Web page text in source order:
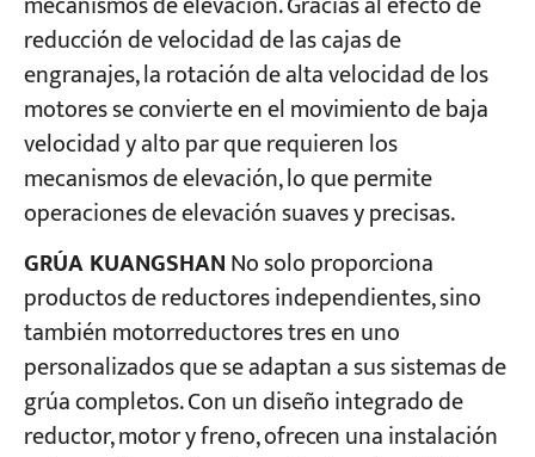
Aplicaciones
Sobre nosotros
Contáctenos
reducción de velocidad de las cajas de
engranajes, la rotación de alta velocidad de los
motores se convierte en el movimiento de baja
velocidad y alto par que requieren los
mecanismos de elevación, lo que permite
operaciones de elevación suaves y precisas.
GRÚA KUANGSHANNo solo proporciona
productos de reductores independientes, sino
también motorreductores tres en uno
personalizados que se adaptan a sus sistemas de
grúa completos. Con un diseño integrado de
reductor, motor y freno, ofrecen una instalación